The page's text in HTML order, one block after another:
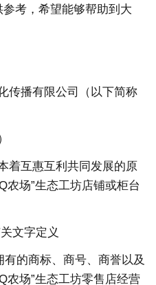
考，希望能够帮助到大
传播有限公司（以下简称
着互惠互利共同发展的原
农场”生态工坊店铺或柜台
文字定义
的商标、商号、商誉以及
农场”生态工坊零售店经营